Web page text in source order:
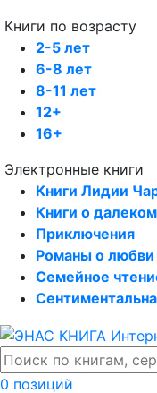
Книги по возрасту
2-5 лет
6-8 лет
8-11 лет
12+
16+
Электронные книги
Книги Лидии
Книги о
Приключения
Романы о любви
Семейное
0 позиций